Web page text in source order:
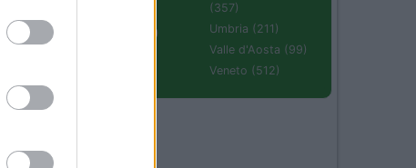
Sardegna (336)
(357)
Umbria (211)
Valle d'Aosta (99)
Veneto (512)